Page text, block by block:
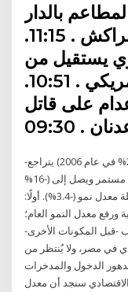
بالدار
البيضاء وطنجة وأكادير ومراكش . 11:15.
يستقيل من
فريق لقاح "كورونا" الأمريكي . 10:51.
على قاتل
. 09:30
-بعد نموه المرتفع نسبياً في بداية السلسلة(20.2% في عام 2006) يتراجع
معدل النمو لقطاع تجارة الجملة والمفرق بشكل مستمر ويصل إلى (-16%
في عام 2012)، لكنه يحقق في عام السلسلة معدل نمو (-3.4%). أولًا:
معدل النمو العام؛
-قبل المكونات الأخرى-
في مصر، ولا يُنتظر من
الدخول والمدخرات
سنجد أن معدل